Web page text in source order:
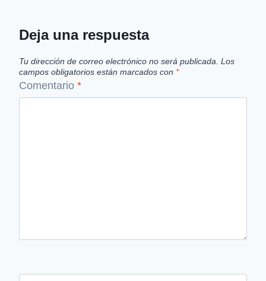
Deja una respuesta
Tu dirección de correo electrónico no será publicada. Los
campos obligatorios están marcados con *
Comentario *